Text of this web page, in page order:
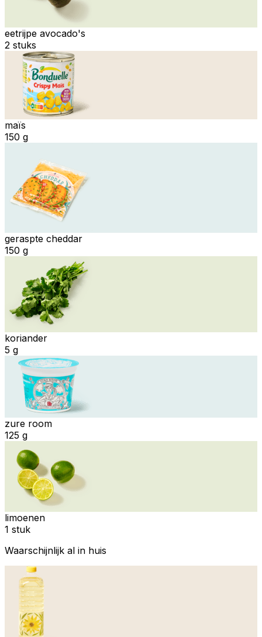
eetrijpe avocado's
2 stuks
maïs
150 g
geraspte cheddar
150 g
koriander
5 g
zure room
125 g
limoenen
1 stuk
Waarschijnlijk al in huis